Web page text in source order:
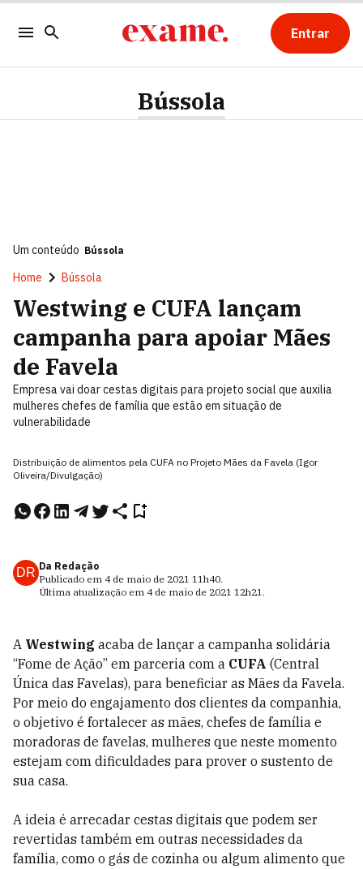
Entrar
Bússola
Um conteúdo Bússola
Home Bússola
Westwing e CUFA lançam
campanha para apoiar Mães
de Favela
Empresa vai doar cestas digitais para projeto social que auxilia
mulheres chefes de família que estão em situação de
vulnerabilidade
Distribuição de alimentos pela CUFA no Projeto Mães da Favela (Igor
Oliveira/Divulgação)
DR Da Redação
Publicado em 4 de maio de 2021 11h40.
Última atualização em 4 de maio de 2021 12h21.
A Westwing acaba de lançar a campanha solidária
“Fome de Ação” em parceria com a CUFA (Central
Única das Favelas), para beneficiar as Mães da Favela.
Por meio do engajamento dos clientes da companhia,
o objetivo é fortalecer as mães, chefes de família e
moradoras de favelas, mulheres que neste momento
estejam com dificuldades para prover o sustento de
sua casa.
A ideia é arrecadar cestas digitais que podem ser
revertidas também em outras necessidades da
família, como o gás de cozinha ou algum alimento que